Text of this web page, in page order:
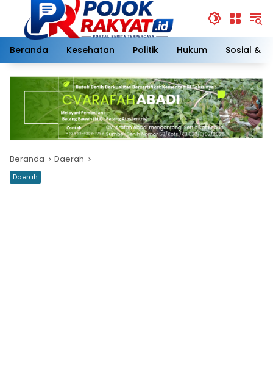
Langsung
konten
Beranda
Kesehatan Politik Hukum Sosial &
Beranda Daerah
Daerah